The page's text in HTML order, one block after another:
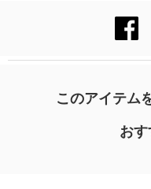
このアイテム
お